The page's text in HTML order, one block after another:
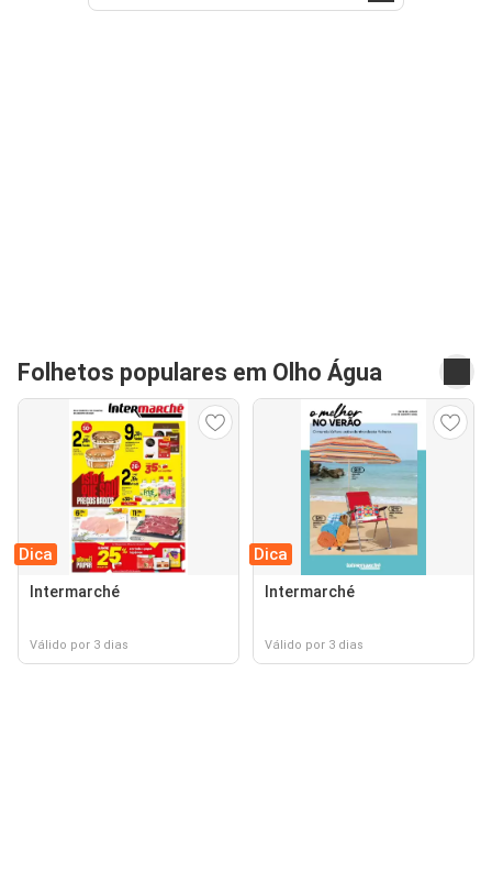
Folhetos populares em Olho Água
Dica
Intermarché
Válido por 3 dias
Dica
Intermarché
Válido por 3 dias